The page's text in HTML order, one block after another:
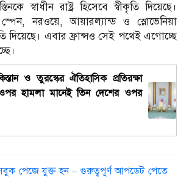
স্বাধীন রাষ্ট্র হিসেবে স্বীকৃতি দিয়েছে।
নরওয়ে, আয়ারল্যান্ড ও স্লোভেনিয়া
দিয়েছে। এবার ফ্রান্সও সেই পথেই এগোচ্ছে
ও তুরস্কের ঐতিহাসিক প্রতিরক্ষা
হামলা মানেই তিন দেশের ওপর
পেজে যুক্ত হন – গুরুত্বপূর্ণ আপডেট পেতে